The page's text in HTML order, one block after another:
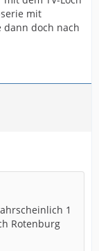
mit
dann doch nach
1
Rotenburg